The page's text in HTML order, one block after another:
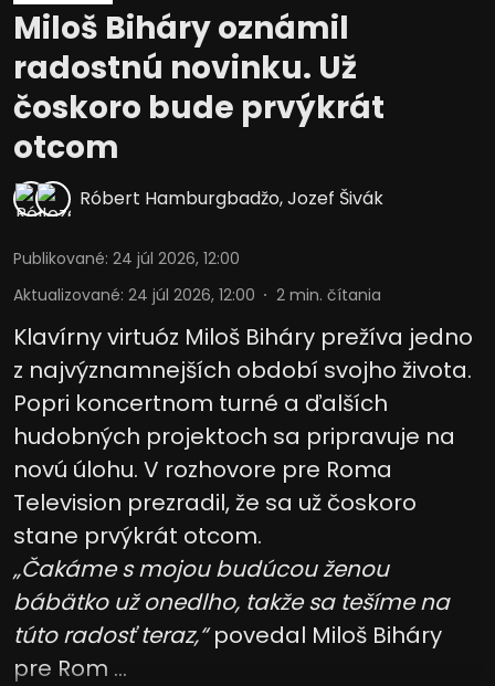
Miloš Biháry oznámil
radostnú novinku. Už
čoskoro bude prvýkrát
otcom
Róbert Hamburgbadžo,Jozef Šivák
Publikované: 24 júl 2026, 12:00
Aktualizované: 24 júl 2026, 12:00 2 min. čítania
Klavírny virtuóz Miloš Biháry prežíva jedno
z najvýznamnejších období svojho života.
Popri koncertnom turné a ďalších
hudobných projektoch sa pripravuje na
novú úlohu. V rozhovore pre Roma
Television prezradil, že sa už čoskoro
stane prvýkrát otcom.
„Čakáme s mojou budúcou ženou
bábätko už onedlho, takže sa tešíme na
túto radosť teraz,“povedal Miloš Biháry
pre Rom ...